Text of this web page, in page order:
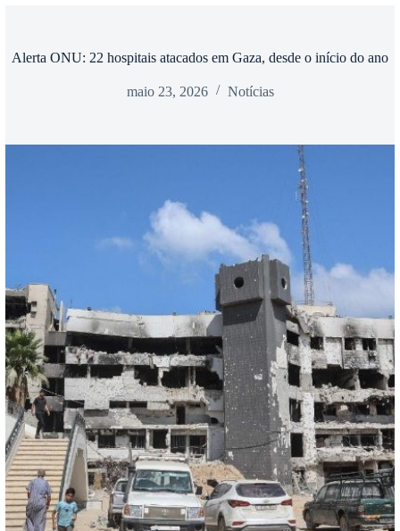
Alerta ONU: 22 hospitais atacados em Gaza, desde o início do ano
maio 23, 2026 Notícias